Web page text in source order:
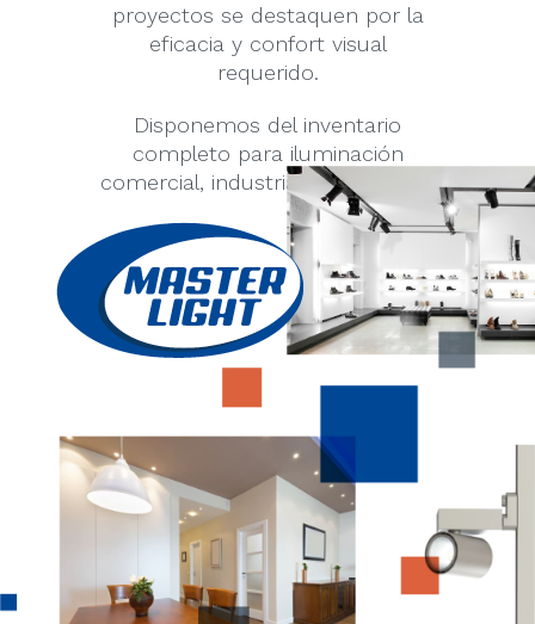
proyectos se destaquen por la
eficacia y confort visual
requerido.
Disponemos del inventario
completo para iluminación
comercial, industrial y residencial.